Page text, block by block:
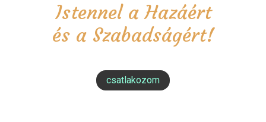
Istennel a Hazáért
és a Szabadságért!
csatlakozom